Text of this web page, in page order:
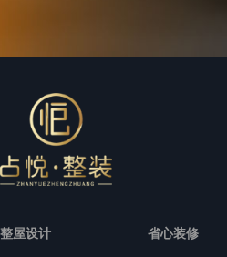
整屋设计 省心装修